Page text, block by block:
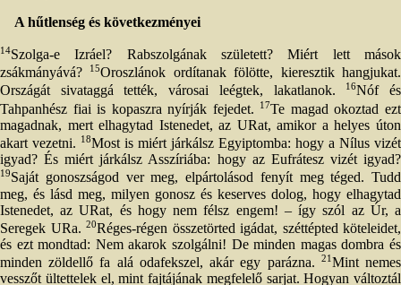
A hűtlenség és következményei
14Szolga-e Izráel? Rabszolgának született? Miért lett mások
zsákmányává?
15Oroszlánok ordítanak fölötte, kieresztik hangjukat.
Országát sivataggá tették, városai leégtek, lakatlanok.
16Nóf és
Tahpanhész fiai is kopaszra nyírják fejedet.
17Te magad okoztad ezt
magadnak, mert elhagytad Istenedet, az URat, amikor a helyes úton
akart vezetni. 18Most is miért járkálsz Egyiptomba: hogy a Nílus vizét
igyad? És miért járkálsz Asszíriába: hogy az Eufrátesz vizét igyad?
19Saját gonoszságod ver meg, elpártolásod fenyít meg téged. Tudd
meg, és lásd meg, milyen gonosz és keserves dolog, hogy elhagytad
Istenedet, az URat, és hogy nem félsz engem! – így szól az Úr, a
Seregek URa. 20Réges-régen összetörted igádat, széttépted köteleidet,
és ezt mondtad: Nem akarok szolgálni! De minden magas dombra és
minden zöldellő fa alá odafekszel, akár egy parázna.
21Mint nemes
vesszőt ültettelek el, mint fajtájának megfelelő sarjat. Hogyan változtál